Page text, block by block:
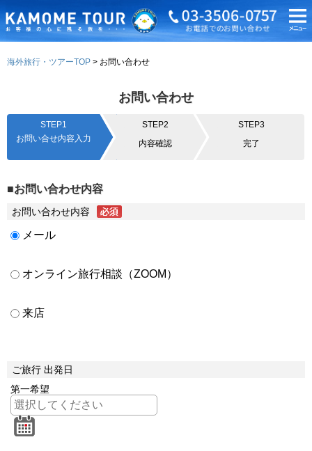
海外旅行・ツアーTOP お問い合わせ
お問い合わせ
STEP1
お問い合せ内容入力
STEP2
内容確認
STEP3
完了
■お問い合わせ内容
お問い合わせ内容
メール
オンライン旅行相談（ZOOM）
来店
ご旅行 出発日
第一希望